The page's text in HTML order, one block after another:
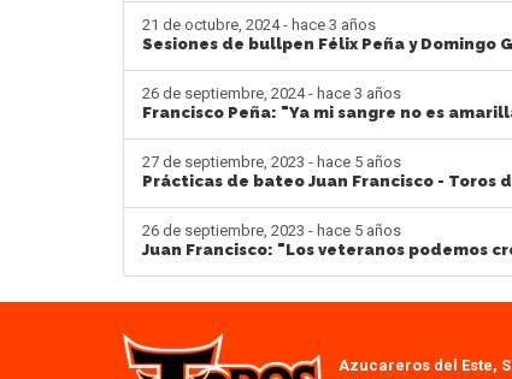
21 de octubre, 2024 - hace 3 años
Sesiones de bullpen Félix Peña y Domingo
26 de septiembre, 2024 - hace 3 años
Francisco Peña: "Ya mi sangre no es
27 de septiembre, 2023 - hace 5 años
Prácticas de bateo Juan Francisco - Toros
26 de septiembre, 2023 - hace 5 años
Juan Francisco: "Los veteranos podemos
Azucareros del Este,